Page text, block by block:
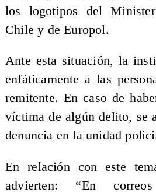
los logotipos del
Chile y de Europol.
Ante esta situación, la
enfáticamente a las
remitente. En caso de
víctima de algún delito, se
denuncia en la unidad
En relación con este
advierten: “En